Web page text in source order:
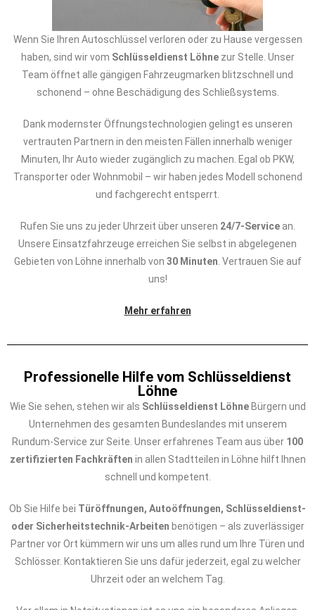
Wenn Sie Ihren Autoschlüssel verloren oder zu Hause vergessen
haben, sind wir vom Schlüsseldienst Löhnezur Stelle. Unser
Team öffnet alle gängigen Fahrzeugmarken blitzschnell und
schonend – ohne Beschädigung des Schließsystems.
Dank modernster Öffnungstechnologien gelingt es unseren
vertrauten Partnern in den meisten Fällen innerhalb weniger
Minuten, Ihr Auto wieder zugänglich zu machen. Egal ob PKW,
Transporter oder Wohnmobil – wir haben jedes Modell schonend
und fachgerecht entsperrt.
Rufen Sie uns zu jeder Uhrzeit über unseren 24/7-Servicean.
Unsere Einsatzfahrzeuge erreichen Sie selbst in abgelegenen
Gebieten von Löhne innerhalb von 30 Minuten . Vertrauen Sie auf
uns!
Mehr erfahren
Professionelle Hilfe vom Schlüsseldienst
Löhne
Wie Sie sehen, stehen wir als Schlüsseldienst LöhneBürgern und
Unternehmen des gesamten Bundeslandes mit unserem
Rundum-Service zur Seite. Unser erfahrenes Team aus über 100
zertifizierten Fachkräften in allen Stadtteilen in Löhne hilft Ihnen
schnell und kompetent.
Ob Sie Hilfe bei Türöffnungen, Autoöffnungen, Schlüsseldienst-
oder Sicherheitstechnik-Arbeiten benötigen – als zuverlässiger
Partner vor Ort kümmern wir uns um alles rund um Ihre Türen und
Schlösser. Kontaktieren Sie uns dafür jederzeit, egal zu welcher
Uhrzeit oder an welchem Tag.